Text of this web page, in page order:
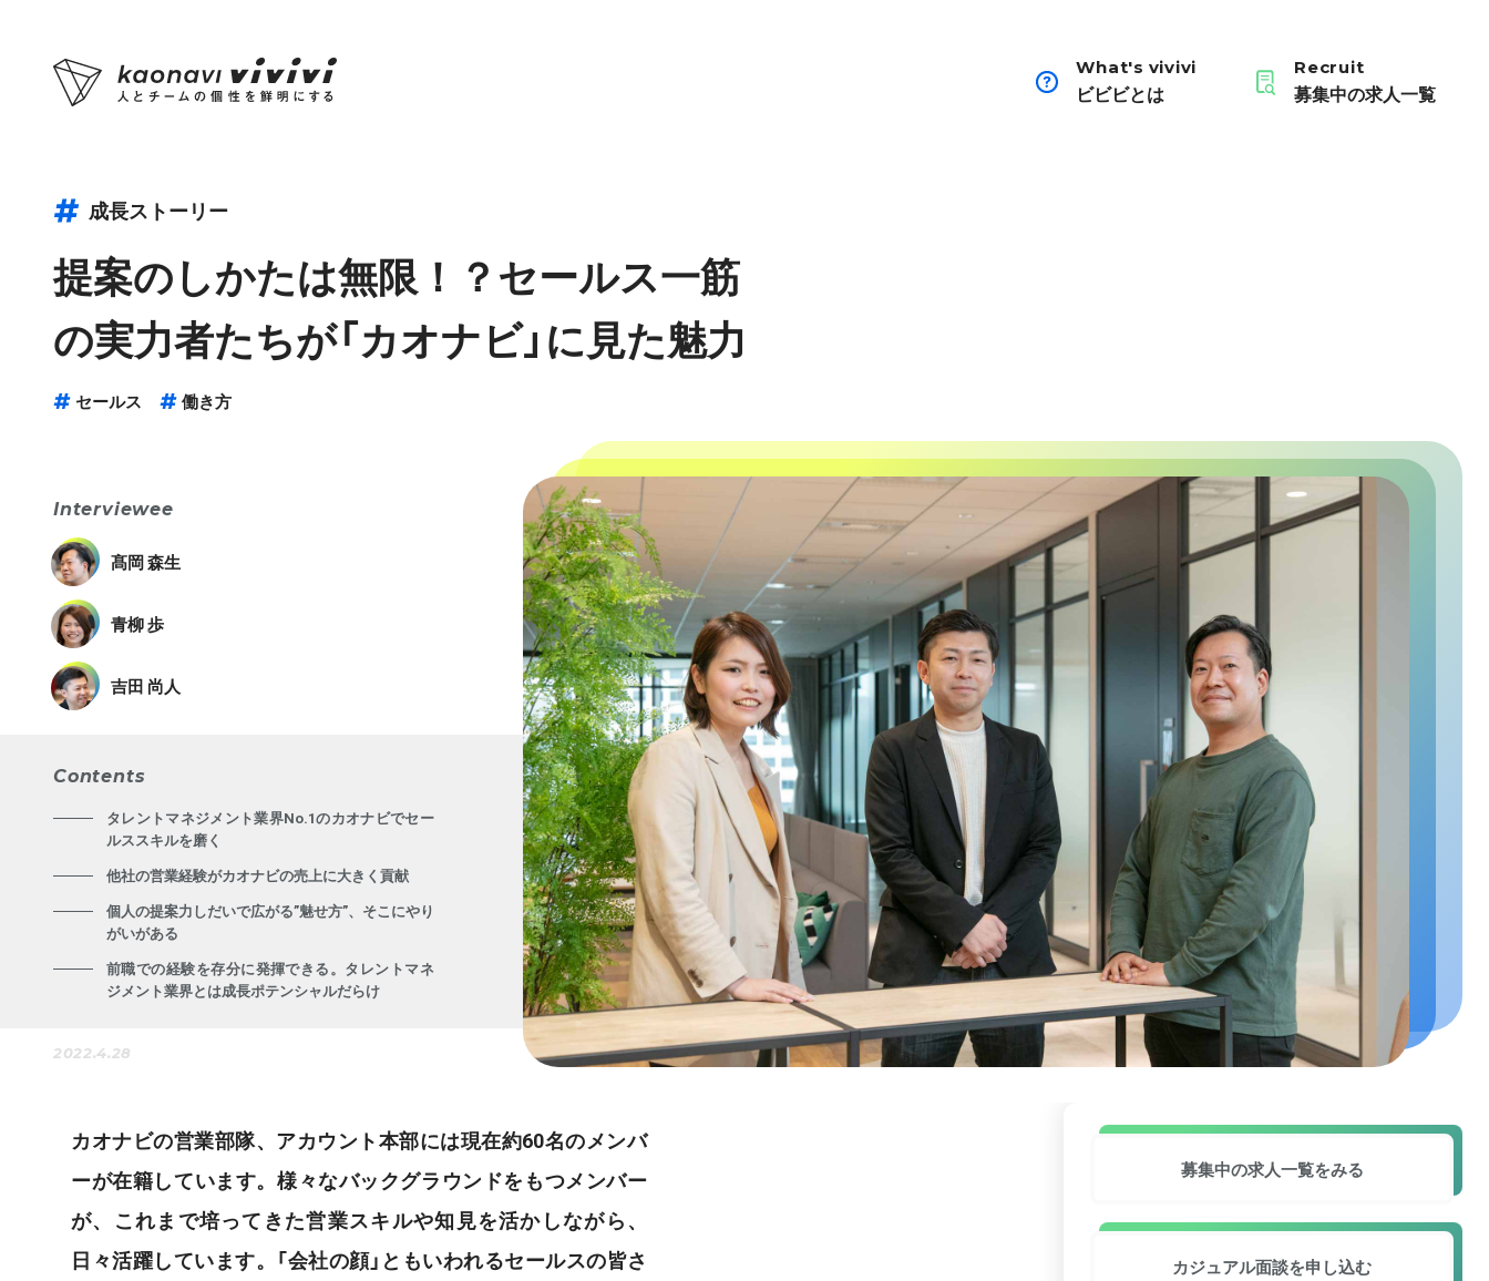
What's vivivi
ビビビとは
Recruit
募集中の求人一覧
成長ストーリー
提案のしかたは無限！？セールス一筋
の実力者たちが「カオナビ」に見た魅力
セールス 働き方
Interviewee
髙岡 森生
青柳 歩
吉田 尚人
Contents
タレントマネジメント業界No.1のカオナビでセー
ルススキルを磨く
他社の営業経験がカオナビの売上に大きく貢献
個人の提案力しだいで広がる”魅せ方”、そこにやり
がいがある
前職での経験を存分に発揮できる。タレントマネ
ジメント業界とは成長ポテンシャルだらけ
2022.4.28
カオナビの営業部隊、アカウント本部には現在約60名のメンバ
ーが在籍しています。様々なバックグラウンドをもつメンバー
が、これまで培ってきた営業スキルや知見を活かしながら、
日々活躍しています。「会社の顔」ともいわれるセールスの皆さ
募集中の求人一覧をみる
カジュアル面談を申し込む